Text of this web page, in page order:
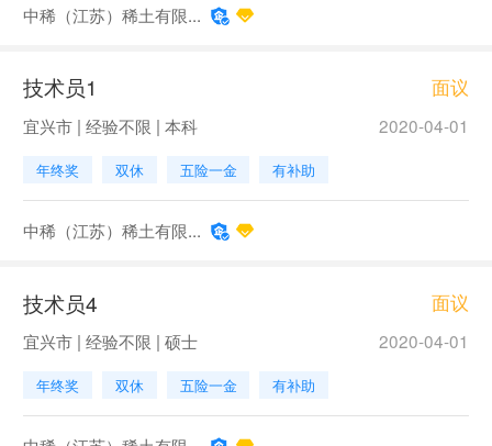
中稀（江苏）稀土有限...
技术员1 面议
宜兴市 | 经验不限 | 本科 2020-04-01
年终奖 双休 五险一金 有补助
中稀（江苏）稀土有限...
技术员4 面议
宜兴市 | 经验不限 | 硕士 2020-04-01
年终奖 双休 五险一金 有补助